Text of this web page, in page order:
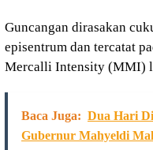
Guncangan dirasakan
episentrum dan tercatat
Mercalli Intensity (MMI)
Baca Juga: Dua Hari
Gubernur Mahyeldi